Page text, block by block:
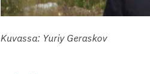
Kuvassa: Yuriy Geraskov